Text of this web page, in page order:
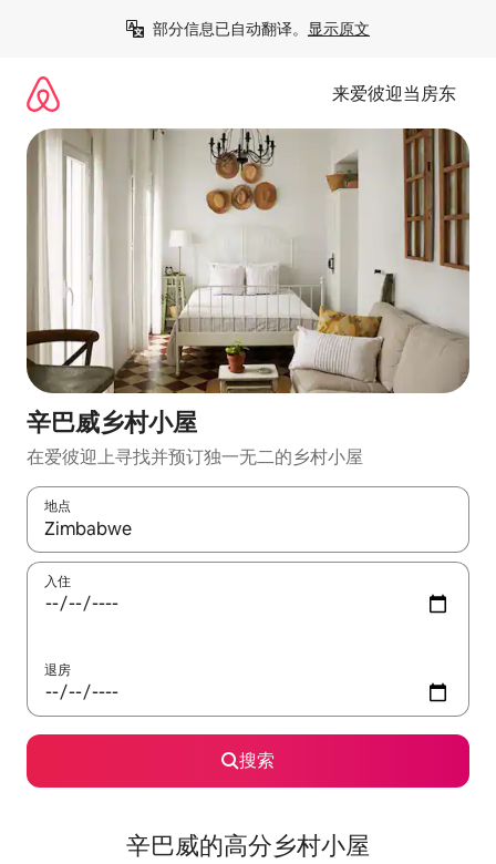
部分信息已自动翻译。 显示原文
来爱彼迎当房东
辛巴威乡村小屋
在爱彼迎上寻找并预订独一无二的乡村小屋
地点
如有搜索结果，请使用上下方向键查看，或通过点击或滑动手势
入住
退房
搜索
辛巴威的高分乡村小屋